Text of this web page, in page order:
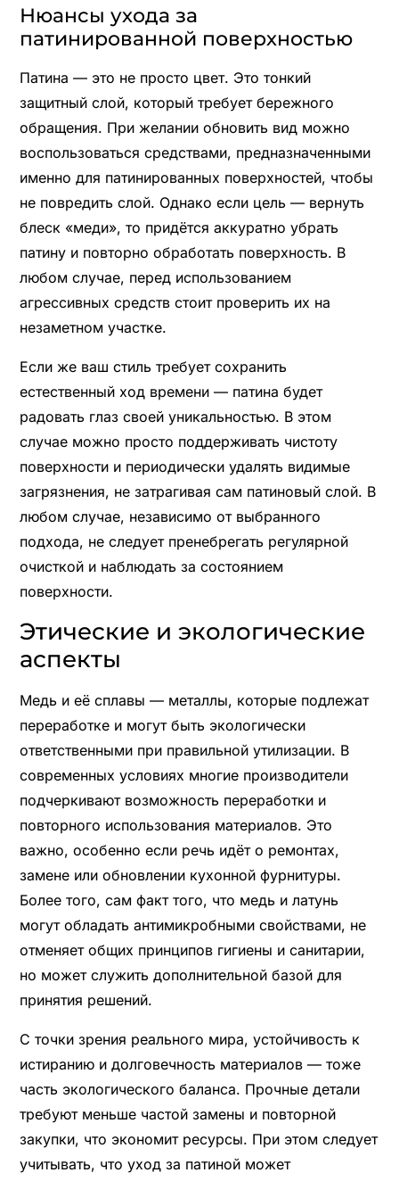
Нюансы ухода за
патинированной поверхностью
Патина — это не просто цвет. Это тонкий
защитный слой, который требует бережного
обращения. При желании обновить вид можно
воспользоваться средствами, предназначенными
именно для патинированных поверхностей, чтобы
не повредить слой. Однако если цель — вернуть
блеск «меди», то придётся аккуратно убрать
патину и повторно обработать поверхность. В
любом случае, перед использованием
агрессивных средств стоит проверить их на
незаметном участке.
Если же ваш стиль требует сохранить
естественный ход времени — патина будет
радовать глаз своей уникальностью. В этом
случае можно просто поддерживать чистоту
поверхности и периодически удалять видимые
загрязнения, не затрагивая сам патиновый слой. В
любом случае, независимо от выбранного
подхода, не следует пренебрегать регулярной
очисткой и наблюдать за состоянием
поверхности.
Этические и экологические
аспекты
Медь и её сплавы — металлы, которые подлежат
переработке и могут быть экологически
ответственными при правильной утилизации. В
современных условиях многие производители
подчеркивают возможность переработки и
повторного использования материалов. Это
важно, особенно если речь идёт о ремонтах,
замене или обновлении кухонной фурнитуры.
Более того, сам факт того, что медь и латунь
могут обладать антимикробными свойствами, не
отменяет общих принципов гигиены и санитарии,
но может служить дополнительной базой для
принятия решений.
С точки зрения реального мира, устойчивость к
истиранию и долговечность материалов — тоже
часть экологического баланса. Прочные детали
требуют меньше частой замены и повторной
закупки, что экономит ресурсы. При этом следует
учитывать, что уход за патиной может